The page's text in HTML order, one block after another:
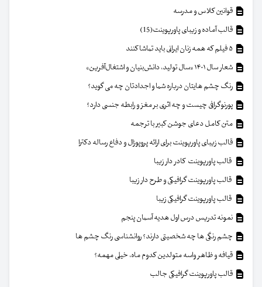
قوانین کلاس و مدرسه
قالب آماده و زیبای پاورپوینت(15)
شعار سال ۱۴۰۱ «سال تولید، دانش‌بنیان و اشتغال‌آفرین»
رنگ چشم هایتان درباره شما و اجدادتان چه می گوید؟
پورنوگرافی چیست و چه اثری بر مغز و رابطه جنسی دارد؟
متن کامل دعای جوشن کبیر با ترجمه
قالب زیبای پاورپوینت برای ارائه پروپوزال و دفاع رساله دکترا
قالب پاورپوینت کادر دار زیبا
قالب پاورپوینت گرافیکی و طرح دار زیبا
قالب پاورپوینت گرافیکی زیبا
نمونه تدریس درس اول هدیه آسمان پنجم
چشم رنگی ها چه شخصیتی دارند؟ روانشناسی رنگ چشم ها
قیافه و ظاهر واسه متولدین کدوم ماه، خیلی مهمه؟
قالب پاورپوینت گرافیکی جالب